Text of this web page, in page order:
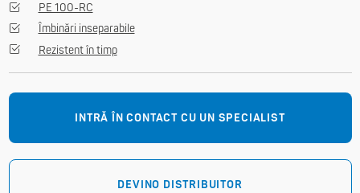
PE 100-RC
Îmbinări inseparabile
Rezistent în timp
INTRĂ ÎN CONTACT CU UN SPECIALIST
DEVINO DISTRIBUITOR